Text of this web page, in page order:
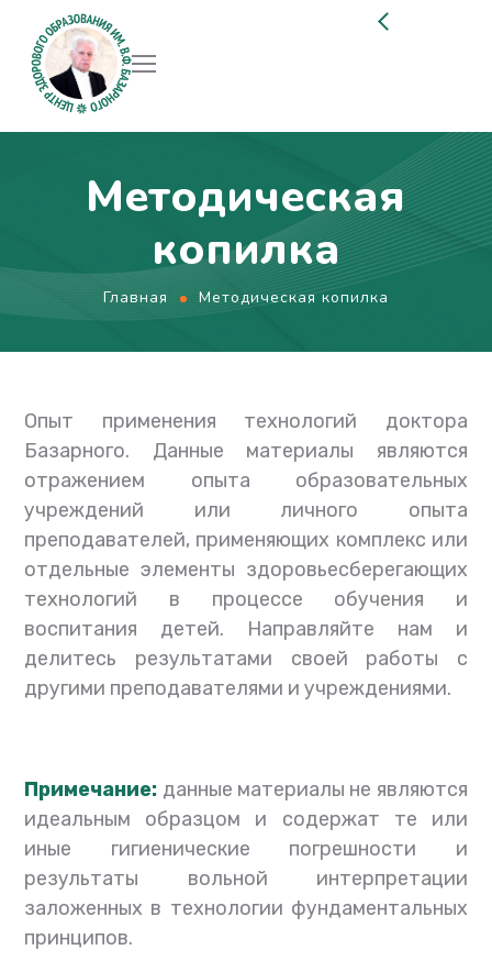
Методическая
копилка
Главная Методическая копилка
Опыт применения технологий доктора
Базарного. Данные материалы являются
отражением опыта образовательных
учреждений или личного опыта
преподавателей, применяющих комплекс или
отдельные элементы здоровьесберегающих
технологий в процессе обучения и
воспитания детей. Направляйте нам и
делитесь результатами своей работы с
другими преподавателями и учреждениями.
Примечание: данные материалы не являются
идеальным образцом и содержат те или
иные гигиенические погрешности и
результаты вольной интерпретации
заложенных в технологии фундаментальных
принципов.